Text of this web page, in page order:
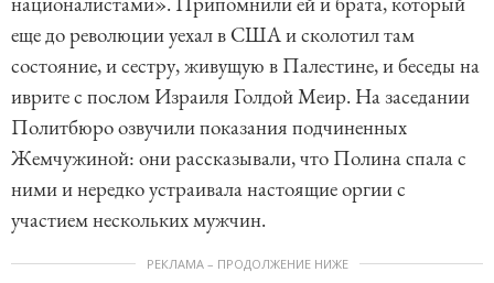
еще до революции уехал в США и сколотил там
состояние, и сестру, живущую в Палестине, и беседы на
иврите с послом Израиля Голдой Меир. На заседании
Политбюро озвучили показания подчиненных
Жемчужиной: они рассказывали, что Полина спала с
ними и нередко устраивала настоящие оргии с
участием нескольких мужчин.
РЕКЛАМА – ПРОДОЛЖЕНИЕ НИЖЕ